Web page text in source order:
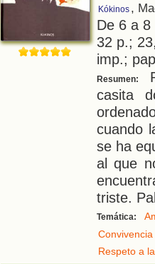
Kókinos ,
De 6 a
32 p.;
imp.;
Resumen:
casita
cuando
se ha
al que
triste.
Temática:
Convivencia
Respeto a